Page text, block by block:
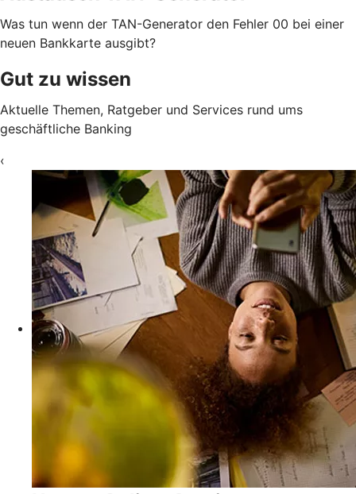
Was tun wenn der TAN-Generator den Fehler 00 bei einer
neuen Bankkarte ausgibt?
Gut zu wissen
Aktuelle Themen, Ratgeber und Services rund ums
geschäftliche Banking
‹